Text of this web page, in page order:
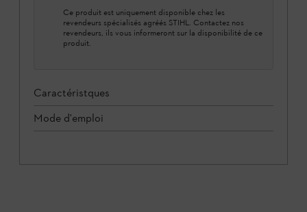
Ce produit est uniquement disponible chez les
revendeurs spécialisés agréés STIHL. Contactez nos
revendeurs, ils vous informeront sur la disponibilité de ce
produit.
Caractéristques
Mode d'emploi